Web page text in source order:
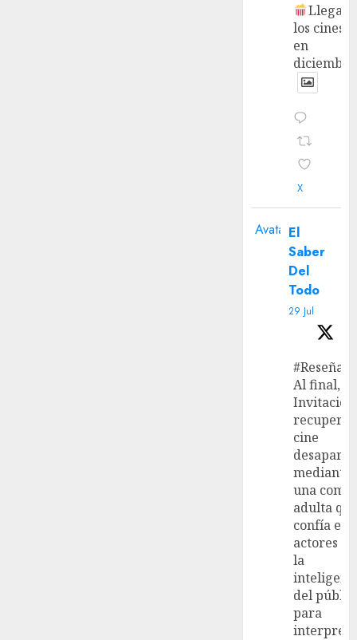
Llega a
los cines
en
X
Avatar El
Saber
Del
Todo
29 Jul
#Reseña
Al final,
recupera
cine
mediante
una
adulta
confía en
actores y
la
del
para